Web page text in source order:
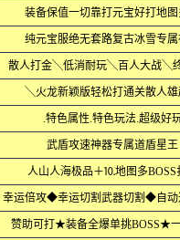
装备保值一切靠打元宝好打地
纯元宝服绝无套路复古冰雪专
散人打金╲低消耐玩╲百人大战╲
╲火龙新颖版轻松打通关散人
.特色属性.特色玩法.超级好
武盾攻速神器专属道盾星王
人山人海极品＋⒑地图多BOSS
幸运倍攻◆幸运切割武器切割◆自动
赞助可打★装备全爆单挑BOSS★一